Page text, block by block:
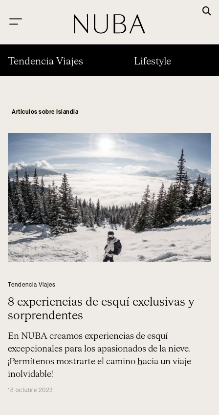
Tendencia Viajes Lifestyle
Artículos sobre Islandia
Tendencia Viajes
8 experiencias de esquí exclusivas y
sorprendentes
En NUBA creamos experiencias de esquí
excepcionales para los apasionados de la nieve.
¡Permítenos mostrarte el camino hacia un viaje
inolvidable!
18 octubre 2023